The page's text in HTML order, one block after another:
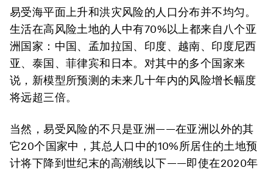
易受海平面上升和洪灾风险的人口分布并不均匀。
生活在高风险土地的人中有70%以上都来自八个亚
洲国家：中国、孟加拉国、印度、越南、印度尼西
亚、泰国、菲律宾和日本。对其中的多个国家来
说，新模型所预测的未来几十年内的风险增长幅度
将远超三倍。
当然，易受风险的不只是亚洲——在亚洲以外的其
它20个国家中，其总人口中的10%所居住的土地预
计将下降到世纪末的高潮线以下——即使在2020年